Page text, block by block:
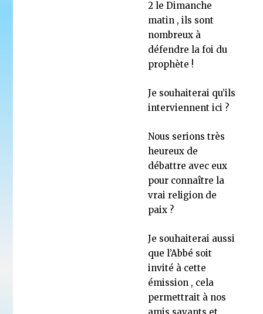
2 le Dimanche
matin , ils sont
nombreux à
défendre la foi du
prophète !
Je souhaiterai qu’ils
interviennent ici ?
Nous serions très
heureux de
débattre avec eux
pour connaître la
vrai religion de
paix ?
Je souhaiterai aussi
que l’Abbé soit
invité à cette
émission , cela
permettrait à nos
amis savants et